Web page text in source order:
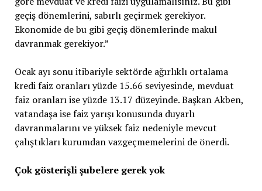
geçiş dönemlerini, sabırlı geçirmek gerekiyor.
Ekonomide de bu gibi geçiş dönemlerinde makul
davranmak gerekiyor.”
Ocak ayı sonu itibariyle sektörde ağırlıklı ortalama
kredi faiz oranları yüzde 15.66 seviyesinde, mevduat
faiz oranları ise yüzde 13.17 düzeyinde. Başkan Akben,
vatandaşa ise faiz yarışı konusunda duyarlı
davranmalarını ve yüksek faiz nedeniyle mevcut
çalıştıkları kurumdan vazgeçmemelerini de önerdi.
Çok gösterişli şubelere gerek yok